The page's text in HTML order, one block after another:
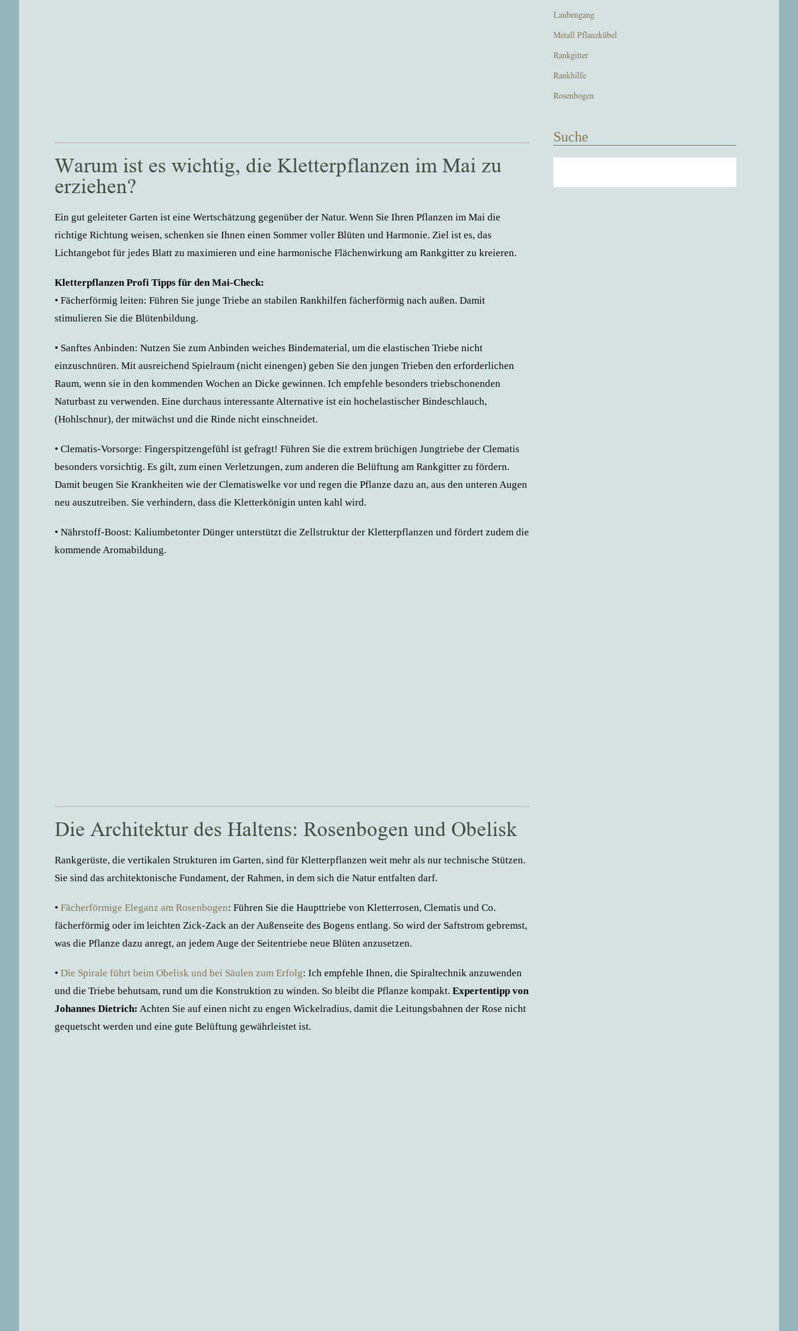
Warum ist es wichtig, die Kletterpflanzen im Mai zu
erziehen?
Ein gut geleiteter Garten ist eine Wertschätzung gegenüber der Natur. Wenn Sie Ihren Pflanzen im Mai die
richtige Richtung weisen, schenken sie Ihnen einen Sommer voller Blüten und Harmonie. Ziel ist es, das
Lichtangebot für jedes Blatt zu maximieren und eine harmonische Flächenwirkung am Rankgitter zu kreieren.
Kletterpflanzen Profi Tipps für den Mai-Check:
• Fächerförmig leiten: Führen Sie junge Triebe an stabilen Rankhilfen fächerförmig nach außen. Damit
stimulieren Sie die Blütenbildung.
• Sanftes Anbinden: Nutzen Sie zum Anbinden weiches Bindematerial, um die elastischen Triebe nicht
einzuschnüren. Mit ausreichend Spielraum (nicht einengen) geben Sie den jungen Trieben den erforderlichen
Raum, wenn sie in den kommenden Wochen an Dicke gewinnen. Ich empfehle besonders triebschonenden
Naturbast zu verwenden. Eine durchaus interessante Alternative ist ein hochelastischer Bindeschlauch,
(Hohlschnur), der mitwächst und die Rinde nicht einschneidet.
• Clematis-Vorsorge: Fingerspitzengefühl ist gefragt! Führen Sie die extrem brüchigen Jungtriebe der Clematis
besonders vorsichtig. Es gilt, zum einen Verletzungen, zum anderen die Belüftung am Rankgitter zu fördern.
Damit beugen Sie Krankheiten wie der Clematiswelke vor und regen die Pflanze dazu an, aus den unteren Augen
neu auszutreiben. Sie verhindern, dass die Kletterkönigin unten kahl wird.
• Nährstoff-Boost: Kaliumbetonter Dünger unterstützt die Zellstruktur der Kletterpflanzen und fördert zudem die
kommende Aromabildung.
Die Architektur des Haltens: Rosenbogen und Obelisk
Rankgerüste, die vertikalen Strukturen im Garten, sind für Kletterpflanzen weit mehr als nur technische Stützen.
Sie sind das architektonische Fundament, der Rahmen, in dem sich die Natur entfalten darf.
• Fächerförmige Eleganz am Rosenbogen: Führen Sie die Haupttriebe von Kletterrosen, Clematis und Co.
fächerförmig oder im leichten Zick-Zack an der Außenseite des Bogens entlang. So wird der Saftstrom gebremst,
was die Pflanze dazu anregt, an jedem Auge der Seitentriebe neue Blüten anzusetzen.
• Die Spirale führt beim Obelisk und bei Säulen zum Erfolg: Ich empfehle Ihnen, die Spiraltechnik anzuwenden
und die Triebe behutsam, rund um die Konstruktion zu winden. So bleibt die Pflanze kompakt. Expertentipp von
Johannes Dietrich: Achten Sie auf einen nicht zu engen Wickelradius, damit die Leitungsbahnen der Rose nicht
gequetscht werden und eine gute Belüftung gewährleistet ist.
Laubengang
Metall Pflanzkübel
Rankgitter
Rankhilfe
Rosenbogen
Suche